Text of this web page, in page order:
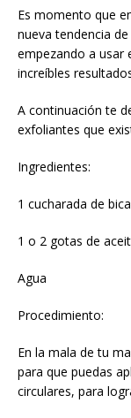
Es momento que
nueva tendencia
empezando a usar
increíbles
A continuación te
exfoliantes que
Ingredientes:
1 cucharada de
1 o 2 gotas de
Agua
Procedimiento:
En la mala de tu
para que puedas
circulares, para